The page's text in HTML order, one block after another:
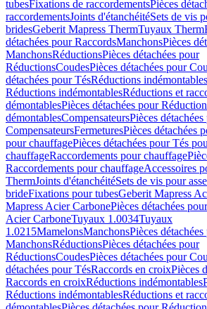
tubesFixations de raccordementsPièces
raccordementsJoints d'étanchéitéSets de vis
bridesGeberit Mapress ThermTuyaux Therm
détachées pour RaccordsManchonsPièces
ManchonsRéductionsPièces détachées pour
RéductionsCoudesPièces détachées pour
détachées pour TésRéductions indémontables
Réductions indémontablesRéductions et
démontablesPièces détachées pour
démontablesCompensateursPièces
CompensateursFermeturesPièces détachées
pour chauffagePièces détachées pour Tés
chauffageRaccordements pour chauffage
Raccordements pour chauffageAccessoires
ThermJoints d'étanchéitéSets de vis pour
brideFixations pour tubesGeberit Mapress
Mapress Acier CarbonePièces détachées
Acier CarboneTuyaux 1.0034Tuyaux
1.0215MamelonsManchonsPièces
ManchonsRéductionsPièces détachées pour
RéductionsCoudesPièces détachées pour
détachées pour TésRaccords en croixPièces
Raccords en croixRéductions indémontables
Réductions indémontablesRéductions et